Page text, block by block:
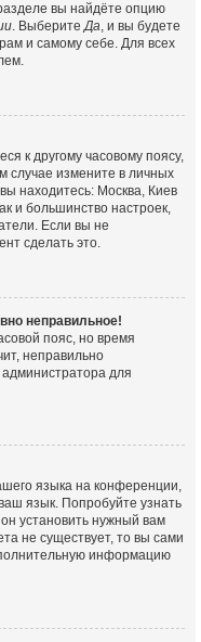
вы найдёте опцию
. ВыберитеДа, и вы будете
и самому себе. Для всех
к другому часовому поясу,
случае измените в личных
находитесь: Москва, Киев
и большинство настроек,
Если вы не
сделать это.
неправильное!
пояс, но время
неправильно
для
языка на конференции,
язык. Попробуйте узнать
установить нужный вам
не существует, то вы сами
информацию